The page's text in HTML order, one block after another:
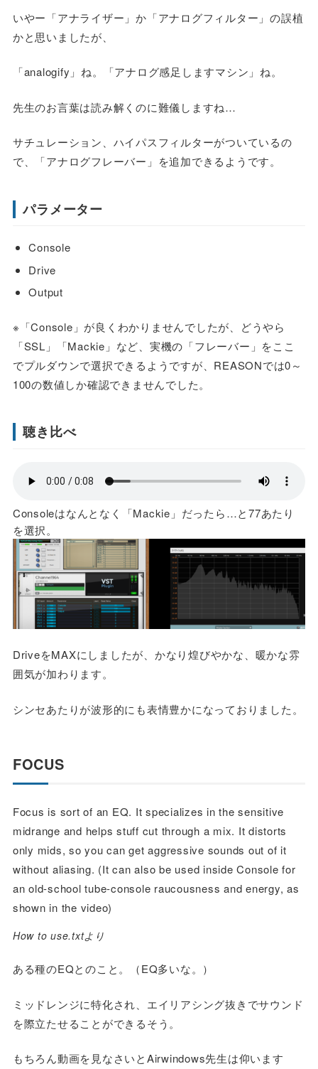
いやー「アナライザー」か「アナログフィルター」の誤植
かと思いましたが、
「analogify」ね。「アナログ感足しますマシン」ね。
先生のお言葉は読み解くのに難儀しますね…
サチュレーション、ハイパスフィルターがついているの
で、「アナログフレーバー」を追加できるようです。
パラメーター
Console
Drive
Output
※「Console」が良くわかりませんでしたが、どうやら
「SSL」「Mackie」など、実機の「フレーバー」をここ
でプルダウンで選択できるようですが、REASONでは0～
100の数値しか確認できませんでした。
聴き比べ
Consoleはなんとなく「Mackie」だったら…と77あたり
を選択。
DriveをMAXにしましたが、かなり煌びやかな、暖かな雰
囲気が加わります。
シンセあたりが波形的にも表情豊かになっておりました。
FOCUS
Focus is sort of an EQ. It specializes in the sensitive
midrange and helps stuff cut through a mix. It distorts
only mids, so you can get aggressive sounds out of it
without aliasing. (It can also be used inside Console for
an old-school tube-console raucousness and energy, as
shown in the video)
How to use.txtより
ある種のEQとのこと。（EQ多いな。）
ミッドレンジに特化され、エイリアシング抜きでサウンド
を際立たせることができるそう。
もちろん動画を見なさいとAirwindows先生は仰います